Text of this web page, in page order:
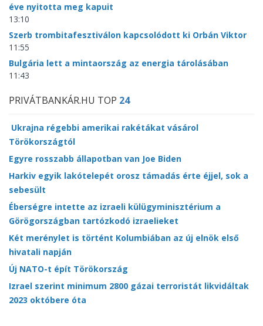
éve nyitotta meg kapuit
13:10
Szerb trombitafesztiválon kapcsolódott ki Orbán Viktor
11:55
Bulgária lett a mintaország az energia tárolásában
11:43
PRIVÁTBANKÁR.HU TOP 24
Ukrajna régebbi amerikai rakétákat vásárol
Törökországtól
Egyre rosszabb állapotban van Joe Biden
Harkiv egyik lakótelepét orosz támadás érte éjjel, sok a
sebesült
Éberségre intette az izraeli külügyminisztérium a
Görögországban tartózkodó izraelieket
Két merénylet is történt Kolumbiában az új elnök első
hivatali napján
Új NATO-t épít Törökország
Izrael szerint minimum 2800 gázai terroristát likvidáltak
2023 októbere óta